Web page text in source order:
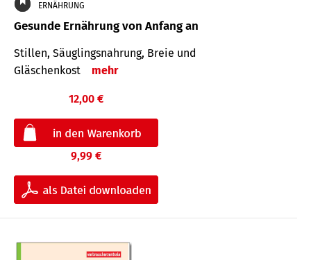
ERNÄHRUNG
Gesunde Ernährung von Anfang an
Stillen, Säuglingsnahrung, Breie und
Gläschenkost
mehr
12,00 €
9,99 €